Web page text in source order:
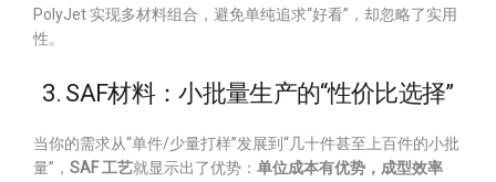
PolyJet 实现多材料组合，避免单纯追求“好看”，却忽略了实用
性。
3. SAF材料：小批量生产的“性价比选择”
当你的需求从“单件/少量打样”发展到“几十件甚至上百件的小批
量”， SAF 工艺就显示出了优势： 单位成本有优势，成型效率